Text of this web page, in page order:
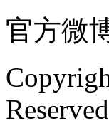
官方微
Reserved